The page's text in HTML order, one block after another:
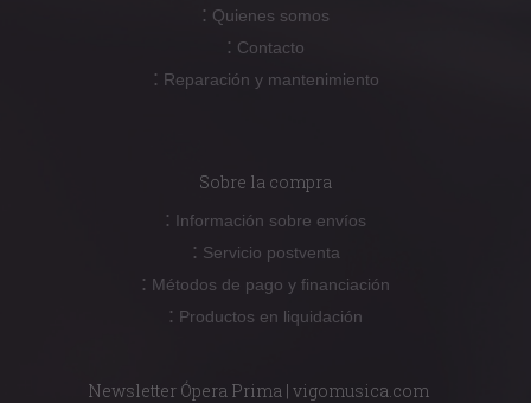
: Quienes somos
: Contacto
: Reparación y mantenimiento
Sobre la compra
: Información sobre envíos
: Servicio postventa
: Métodos de pago y financiación
: Productos en liquidación
Newsletter Ópera Prima | vigomusica.com